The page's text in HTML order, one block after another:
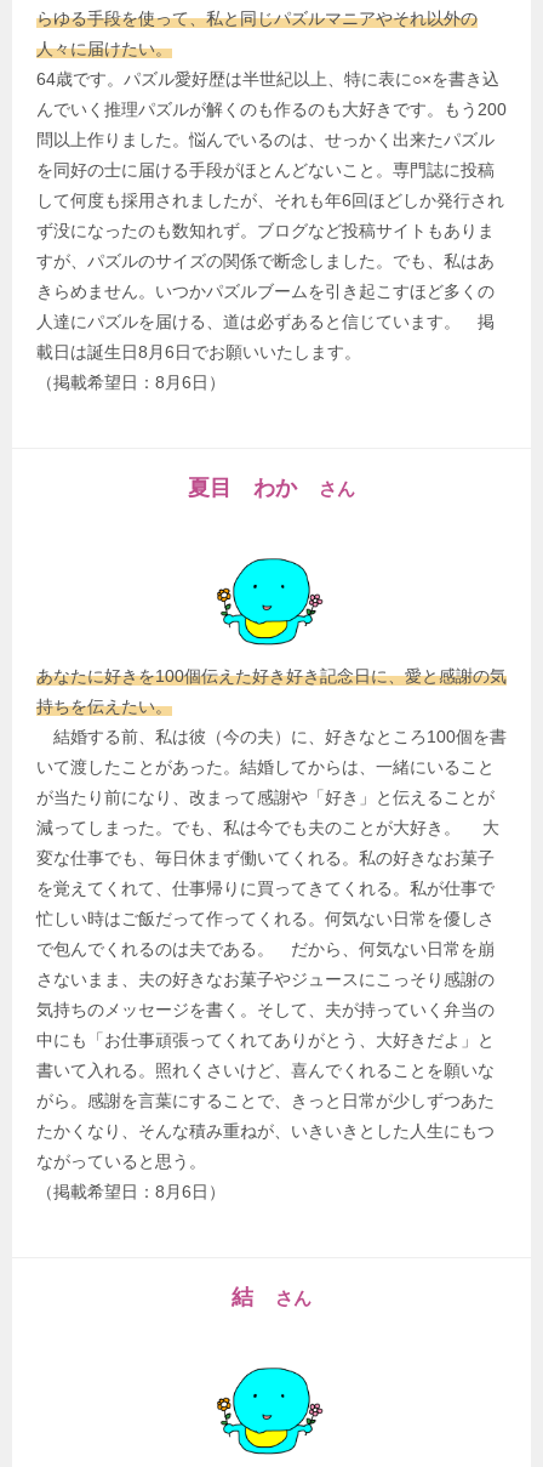
らゆる手段を使って、私と同じパズルマニアやそれ以外の
人々に届けたい。
64歳です。パズル愛好歴は半世紀以上、特に表に○×を書き込
んでいく推理パズルが解くのも作るのも大好きです。もう200
問以上作りました。悩んでいるのは、せっかく出来たパズル
を同好の士に届ける手段がほとんどないこと。専門誌に投稿
して何度も採用されましたが、それも年6回ほどしか発行され
ず没になったのも数知れず。ブログなど投稿サイトもありま
すが、パズルのサイズの関係で断念しました。でも、私はあ
きらめません。いつかパズルブームを引き起こすほど多くの
人達にパズルを届ける、道は必ずあると信じています。 掲
載日は誕生日8月6日でお願いいたします。
（掲載希望日：8月6日）
夏目 わか さん
あなたに好きを100個伝えた好き好き記念日に、愛と感謝の気
持ちを伝えたい。
結婚する前、私は彼（今の夫）に、好きなところ100個を書
いて渡したことがあった。結婚してからは、一緒にいること
が当たり前になり、改まって感謝や「好き」と伝えることが
減ってしまった。でも、私は今でも夫のことが大好き。 大
変な仕事でも、毎日休まず働いてくれる。私の好きなお菓子
を覚えてくれて、仕事帰りに買ってきてくれる。私が仕事で
忙しい時はご飯だって作ってくれる。何気ない日常を優しさ
で包んでくれるのは夫である。 だから、何気ない日常を崩
さないまま、夫の好きなお菓子やジュースにこっそり感謝の
気持ちのメッセージを書く。そして、夫が持っていく弁当の
中にも「お仕事頑張ってくれてありがとう、大好きだよ」と
書いて入れる。照れくさいけど、喜んでくれることを願いな
がら。感謝を言葉にすることで、きっと日常が少しずつあた
たかくなり、そんな積み重ねが、いきいきとした人生にもつ
ながっていると思う。
（掲載希望日：8月6日）
結 さん